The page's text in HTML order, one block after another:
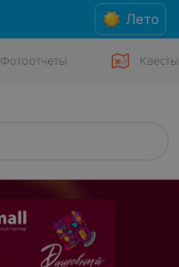
Лето
Фотоотчеты Квесты